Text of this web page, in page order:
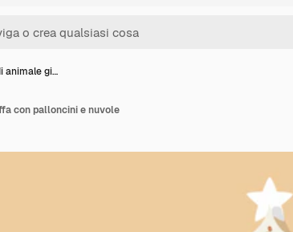
animale gi…
con palloncini e nuvole